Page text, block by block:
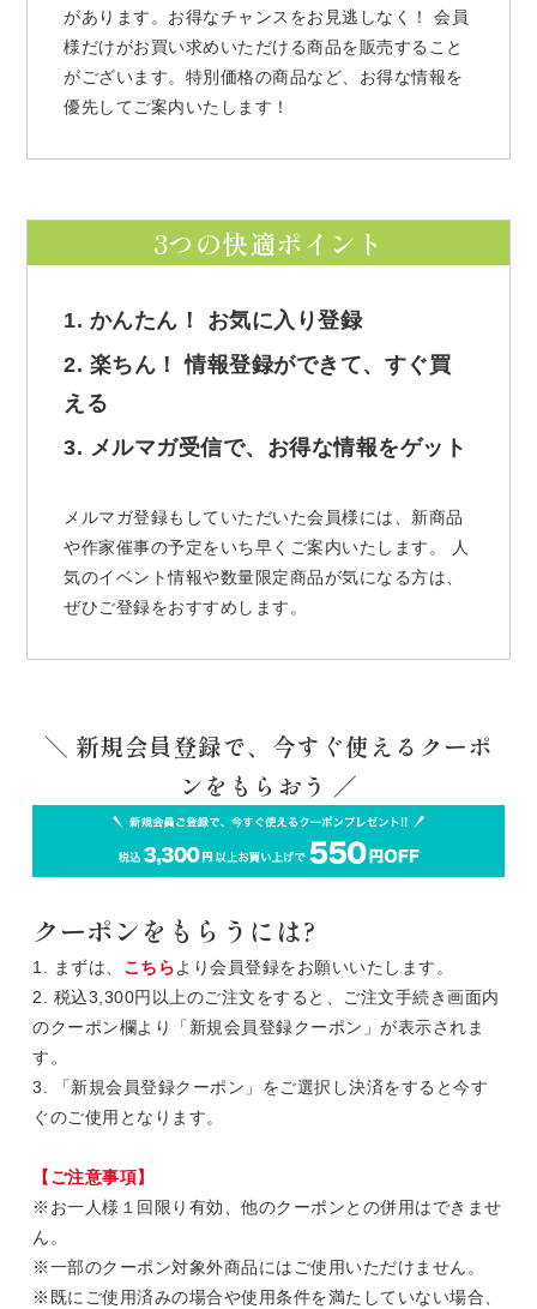
があります。お得なチャンスをお見逃しなく！ 会員
様だけがお買い求めいただける商品を販売すること
がございます。特別価格の商品など、お得な情報を
優先してご案内いたします！
3つの快適ポイント
1. かんたん！ お気に入り登録
2. 楽ちん！ 情報登録ができて、すぐ買
える
3. メルマガ受信で、お得な情報をゲット
メルマガ登録もしていただいた会員様には、新商品
や作家催事の予定をいち早くご案内いたします。 人
気のイベント情報や数量限定商品が気になる方は、
ぜひご登録をおすすめします。
＼ 新規会員登録で、今すぐ使えるクーポ
ンをもらおう ／
クーポンをもらうには?
1. まずは、 こちらより会員登録をお願いいたします。
2. 税込3,300円以上のご注文をすると、ご注文手続き画面内
のクーポン欄より「新規会員登録クーポン」が表示されま
す。
3. 「新規会員登録クーポン」をご選択し決済をすると今す
ぐのご使用となります。
【ご注意事項】
※お一人様１回限り有効、他のクーポンとの併用はできませ
ん。
※一部のクーポン対象外商品にはご使用いただけません。
※既にご使用済みの場合や使用条件を満たしていない場合、